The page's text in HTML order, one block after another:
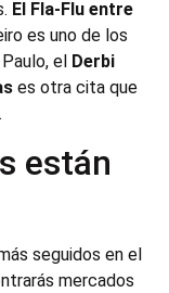
El Fla-Flu entre
es uno de los
el Derbi
es otra cita que
están
seguidos en el
mercados